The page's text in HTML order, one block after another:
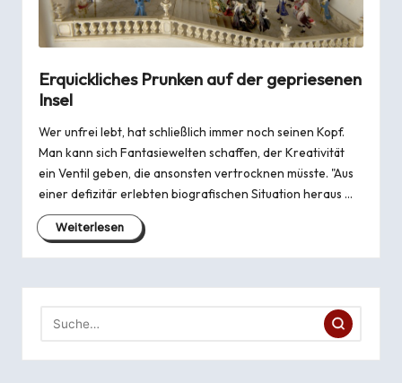
Erquickliches Prunken auf der gepriesenen
Insel
Wer unfrei lebt, hat schließlich immer noch seinen Kopf.
Man kann sich Fantasiewelten schaffen, der Kreativität
ein Ventil geben, die ansonsten vertrocknen müsste. "Aus
einer defizitär erlebten biografischen Situation heraus …
Weiterlesen